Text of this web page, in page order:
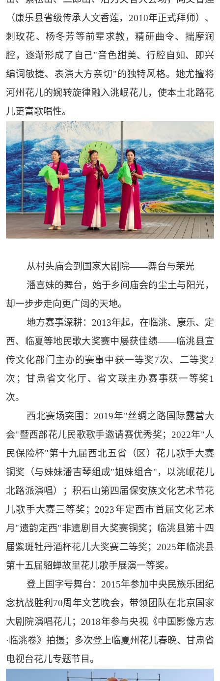
（康乐县省级传承人文香莲，2010年正式拜师）、
刺玫花、杨冬芳等前辈求教，精研曲令、揣摩润
腔，逐渐形成了自己"音色甜美、行腔自如、即兴
编词敏捷、表演大方亲切"的独特风格。她尤擅将
河州花儿的婉转旋律融入洮岷花儿，使本土北路花
儿更富歌唱性。
从村头庙会到国家大剧院——舞台与荣光
潘喜妹的舞台，始于乡间庙会的尘土与阳光，
却一步步走向更广阔的天地。
地方赛事深耕：2013年起，在临洮、康乐、定
西、临夏等地民歌大奖赛中屡获佳绩——临洮县宣
传文化部门主办的赛事中获一等奖7次、二等奖2
次；甘肃省文化厅、省文联主办赛事获一等奖1
次。
西北赛场突围：2019年"丝绸之路国际露营大
会"暨西部花儿民歌歌手邀请赛优秀奖；2022年"人
民保险杯"第十九届西北五省（区）花儿歌手大赛
铜奖（与妹妹潘吉琴组成"姐妹组合"，以洮岷花儿
北路派演唱）；积石山第四届保安族文化艺术节花
儿歌手大赛三等奖；2023年定西市首届文化艺术
月"遗韵定西"非遗剧目大奖赛铜奖；临洮县第十四
届紫斑牡丹酒杯花儿大奖赛二等奖；2025年临洮县
第十五届貂蝉故里花儿歌手展演一等奖。
登上国字号舞台：2015年参加中央民族乐团纪
念抗战胜利70周年文艺晚会，带领团队在北京国家
大剧院演唱花儿；2018年参与央视《中国影像方志
·临洮卷》拍摄；多次登上临夏州花儿春晚、甘肃省
电视台花儿专题节目。